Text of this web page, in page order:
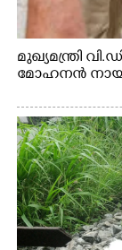
മുഖ്യമന്ത്രി
മോഹനൻ